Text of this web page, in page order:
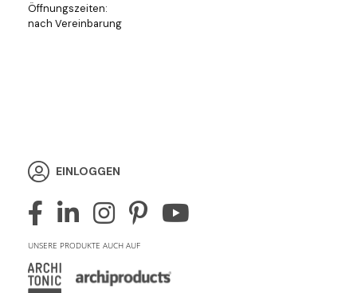
Öffnungszeiten:
nach Vereinbarung
EINLOGGEN
UNSERE PRODUKTE AUCH AUF